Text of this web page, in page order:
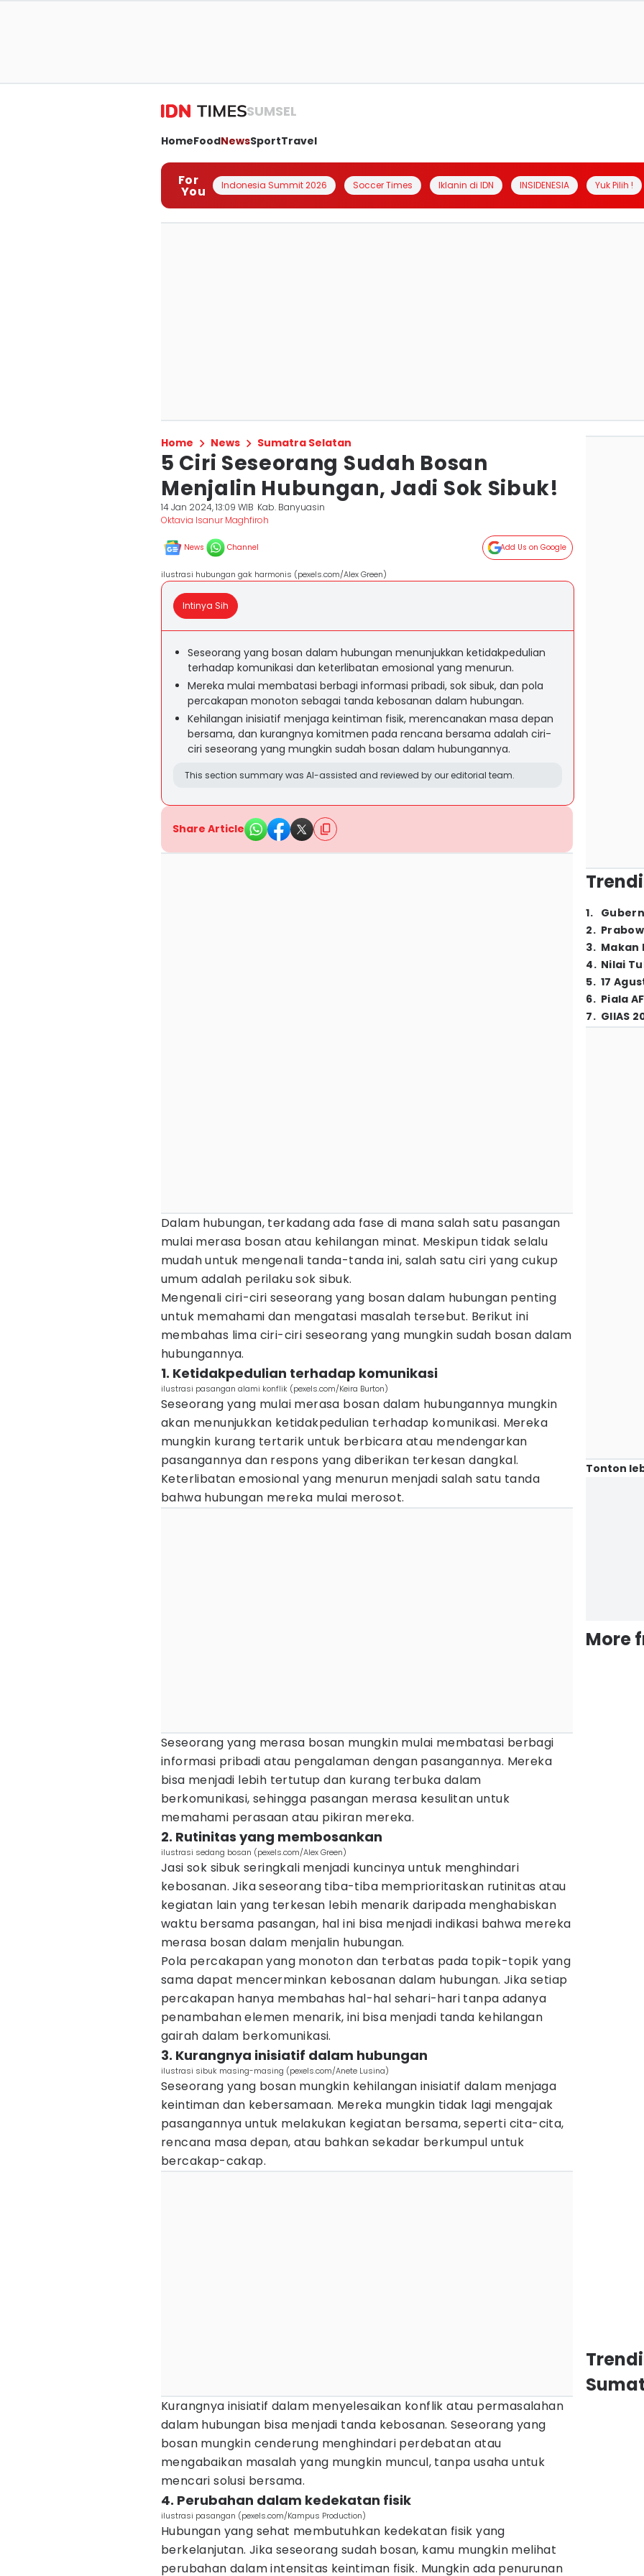
SUMSEL
HomeFoodNewsSportTravel
For
You Indonesia Summit 2026 Soccer Times Iklanin di IDN INSIDENESIA Yuk Pilih !
Home News Sumatra Selatan
5 Ciri Seseorang Sudah Bosan
Menjalin Hubungan, Jadi Sok Sibuk!
14 Jan 2024, 13:09 WIB Kab. Banyuasin
Oktavia Isanur Maghfiroh
News Channel Add Us on Google
ilustrasi hubungan gak harmonis (pexels.com/Alex Green)
Intinya Sih
Seseorang yang bosan dalam hubungan menunjukkan ketidakpedulian
terhadap komunikasi dan keterlibatan emosional yang menurun.
Mereka mulai membatasi berbagi informasi pribadi, sok sibuk, dan pola
percakapan monoton sebagai tanda kebosanan dalam hubungan.
Kehilangan inisiatif menjaga keintiman fisik, merencanakan masa depan
bersama, dan kurangnya komitmen pada rencana bersama adalah ciri-
ciri seseorang yang mungkin sudah bosan dalam hubungannya.
This section summary was AI-assisted and reviewed by our editorial team.
Share Article
Dalam hubungan, terkadang ada fase di mana salah satu pasangan
mulai merasa bosan atau kehilangan minat. Meskipun tidak selalu
mudah untuk mengenali tanda-tanda ini, salah satu ciri yang cukup
umum adalah perilaku sok sibuk.
Mengenali ciri-ciri seseorang yang bosan dalam hubungan penting
untuk memahami dan mengatasi masalah tersebut. Berikut ini
membahas lima ciri-ciri seseorang yang mungkin sudah bosan dalam
hubungannya.
1. Ketidakpedulian terhadap komunikasi
ilustrasi pasangan alami konflik (pexels.com/Keira Burton)
Seseorang yang mulai merasa bosan dalam hubungannya mungkin
akan menunjukkan ketidakpedulian terhadap komunikasi. Mereka
mungkin kurang tertarik untuk berbicara atau mendengarkan
pasangannya dan respons yang diberikan terkesan dangkal.
Keterlibatan emosional yang menurun menjadi salah satu tanda
bahwa hubungan mereka mulai merosot.
Seseorang yang merasa bosan mungkin mulai membatasi berbagi
informasi pribadi atau pengalaman dengan pasangannya. Mereka
bisa menjadi lebih tertutup dan kurang terbuka dalam
berkomunikasi, sehingga pasangan merasa kesulitan untuk
memahami perasaan atau pikiran mereka.
2. Rutinitas yang membosankan
ilustrasi sedang bosan (pexels.com/Alex Green)
Jasi sok sibuk seringkali menjadi kuncinya untuk menghindari
kebosanan. Jika seseorang tiba-tiba memprioritaskan rutinitas atau
kegiatan lain yang terkesan lebih menarik daripada menghabiskan
waktu bersama pasangan, hal ini bisa menjadi indikasi bahwa mereka
merasa bosan dalam menjalin hubungan.
Pola percakapan yang monoton dan terbatas pada topik-topik yang
sama dapat mencerminkan kebosanan dalam hubungan. Jika setiap
percakapan hanya membahas hal-hal sehari-hari tanpa adanya
penambahan elemen menarik, ini bisa menjadi tanda kehilangan
gairah dalam berkomunikasi.
3. Kurangnya inisiatif dalam hubungan
ilustrasi sibuk masing-masing (pexels.com/Anete Lusina)
Seseorang yang bosan mungkin kehilangan inisiatif dalam menjaga
keintiman dan kebersamaan. Mereka mungkin tidak lagi mengajak
pasangannya untuk melakukan kegiatan bersama, seperti cita-cita,
rencana masa depan, atau bahkan sekadar berkumpul untuk
bercakap-cakap.
Kurangnya inisiatif dalam menyelesaikan konflik atau permasalahan
dalam hubungan bisa menjadi tanda kebosanan. Seseorang yang
bosan mungkin cenderung menghindari perdebatan atau
mengabaikan masalah yang mungkin muncul, tanpa usaha untuk
mencari solusi bersama.
4. Perubahan dalam kedekatan fisik
ilustrasi pasangan (pexels.com/Kampus Production)
Hubungan yang sehat membutuhkan kedekatan fisik yang
berkelanjutan. Jika seseorang sudah bosan, kamu mungkin melihat
perubahan dalam intensitas keintiman fisik. Mungkin ada penurunan
1.
2.
3. Makan
4. Nilai
5. 17
6. Piala
7. GIIAS
Tonton
More